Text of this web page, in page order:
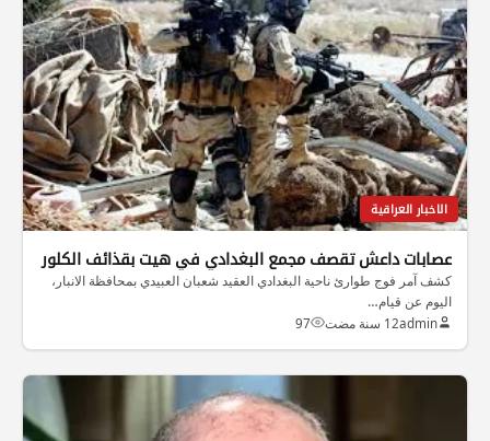
الاخبار العراقية
عصابات داعش تقصف مجمع البغدادي في هيت بقذائف الكلور
كشف آمر فوج طوارئ ناحية البغدادي العقيد شعبان العبيدي بمحافظة الانبار،
اليوم عن قيام…
admin12 سنة مضت 97